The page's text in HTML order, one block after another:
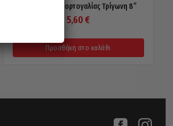
Λίμα FETEIRA Πορτογαλίας Τρίγωνη 8”
5,60 €
Προσθήκη στο καλάθι